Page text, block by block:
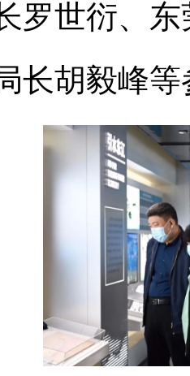
罗世衍、
长胡毅峰